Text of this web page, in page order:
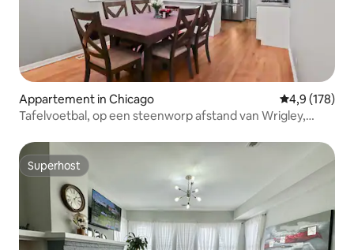
Appartement in Chicago Gemiddelde
4,9 (178)
Tafelvoetbal, op een steenworp afstand van Wrigley,
Superhost
Superhost